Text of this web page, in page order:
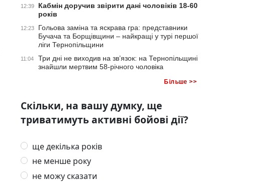
12:39
Кабмін доручив звірити дані чоловіків 18-60
років
12:23
Гольова заміна та яскрава гра: представники
Бучача та Борщівщини – найкращі у турі першої
ліги Тернопільщини
11:04
Три дні не виходив на зв’язок: на Тернопільщині
знайшли мертвим 58-річного чоловіка
Більше >>
Скільки, на вашу думку, ще
триватимуть активні бойові дії?
ще декілька років
не менше року
не можу сказати